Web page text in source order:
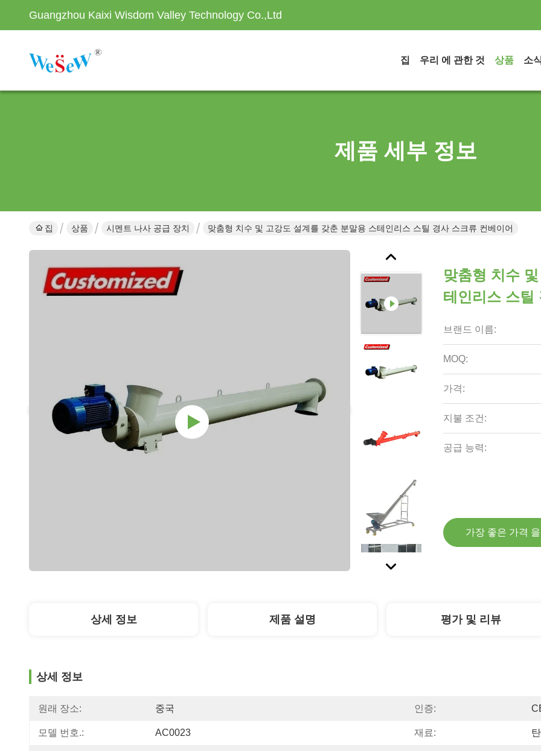
Guangzhou Kaixi Wisdom Valley Technology Co.,Ltd
집 우리 에 관한 것 상품 소
제품 세부 정보
집 상품 시멘트 나사 공급 장치 맞춤형 치수 및 고강도 설계를 갖춘 분말용 스테인리스 스틸 경사 스크류 컨베이어
맞춤형 치수
테인리스 스틸
브랜드 이름:
MOQ:
가격:
지불 조건:
공급 능력:
가장 좋은 가격
상세 정보 제품 설명 평가 및 리뷰
상세 정보
원래 장소: 중국 인증:
모델 번호.: AC0023 재료: